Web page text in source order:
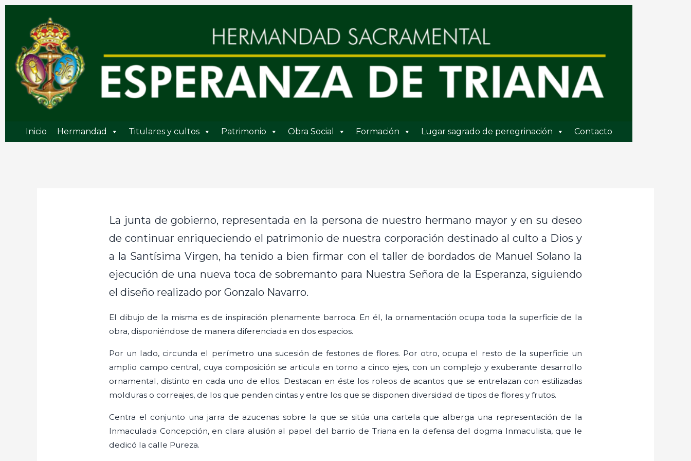
contenido
Inicio Hermandad Titulares y cultos Patrimonio Obra Social Formación Lugar sagrado de peregrinación Contacto
La junta de gobierno, representada en la persona de nuestro hermano mayor y en su deseo
de continuar enriqueciendo el patrimonio de nuestra corporación destinado al culto a Dios y
a la Santísima Virgen, ha tenido a bien firmar con el taller de bordados de Manuel Solano la
ejecución de una nueva toca de sobremanto para Nuestra Señora de la Esperanza, siguiendo
el diseño realizado por Gonzalo Navarro.
El dibujo de la misma es de inspiración plenamente barroca. En él, la ornamentación ocupa toda la superficie de la
obra, disponiéndose de manera diferenciada en dos espacios.
Por un lado, circunda el perímetro una sucesión de festones de flores. Por otro, ocupa el resto de la superficie un
amplio campo central, cuya composición se articula en torno a cinco ejes, con un complejo y exuberante desarrollo
ornamental, distinto en cada uno de ellos. Destacan en éste los roleos de acantos que se entrelazan con estilizadas
molduras o correajes, de los que penden cintas y entre los que se disponen diversidad de tipos de flores y frutos.
Centra el conjunto una jarra de azucenas sobre la que se sitúa una cartela que alberga una representación de la
Inmaculada Concepción, en clara alusión al papel del barrio de Triana en la defensa del dogma Inmaculista, que le
dedicó la calle Pureza.